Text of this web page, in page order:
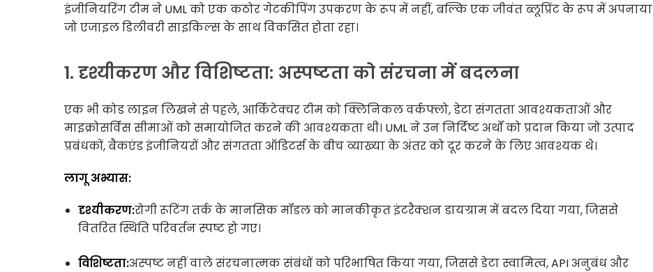
इंजीनियरिंग टीम ने UML को एक कठोर गेटकीपिंग उपकरण के रूप में नहीं, बल्कि एक जीवंत ब्लूप्रिंट के रूप में अपनाया
जो एजाइल डिलीवरी साइकिल्स के साथ विकसित होता रहा।
1. दृश्यीकरण और विशिष्टता: अस्पष्टता को संरचना में बदलना
एक भी कोड लाइन लिखने से पहले, आर्किटेक्चर टीम को क्लिनिकल वर्कफ्लो, डेटा संगतता आवश्यकताओं और
माइक्रोसर्विस सीमाओं को समायोजित करने की आवश्यकता थी। UML ने उन निर्दिष्ट अर्थों को प्रदान किया जो उत्पाद
प्रबंधकों, बैकएंड इंजीनियरों और संगतता ऑडिटर्स के बीच व्याख्या के अंतर को दूर करने के लिए आवश्यक थे।
लागू अभ्यास:
दृश्यीकरण:रोगी रूटिंग तर्क के मानसिक मॉडल को मानकीकृत इंटरैक्शन डायग्राम में बदल दिया गया, जिससे
वितरित स्थिति परिवर्तन स्पष्ट हो गए।
विशिष्टता:अस्पष्ट नहीं वाले संरचनात्मक संबंधों को परिभाषित किया गया, जिससे डेटा स्वामित्व, API अनुबंध और